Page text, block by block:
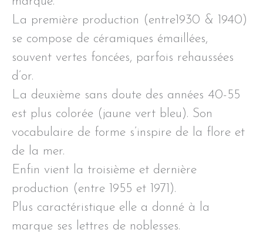
La première production (entre1930 & 1940)
se compose de céramiques émaillées,
souvent vertes foncées, parfois rehaussées
d’or.
La deuxième sans doute des années 40-55
est plus colorée (jaune vert bleu). Son
vocabulaire de forme s’inspire de la flore et
de la mer.
Enfin vient la troisième et dernière
production (entre 1955 et 1971).
Plus caractéristique elle a donné à la
marque ses lettres de noblesses.